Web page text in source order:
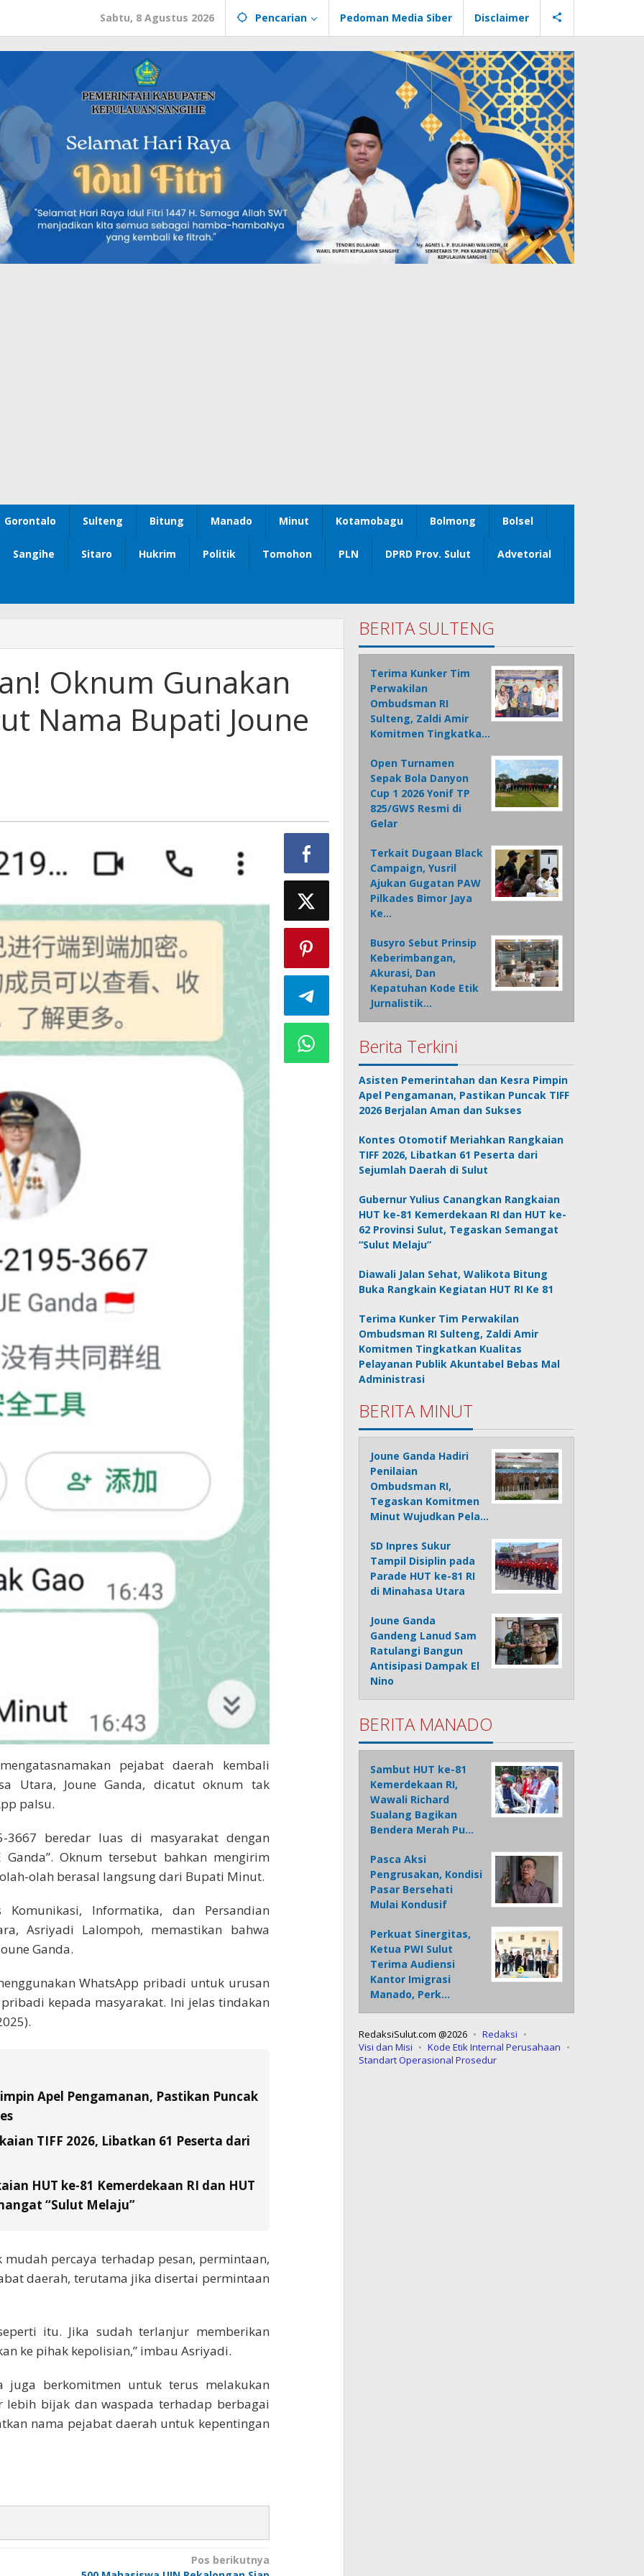
Sabtu, 8 Agustus 2026 Pencarian Pedoman Media Siber Disclaimer
Gorontalo Sulteng Bitung Manado Minut Kotamobagu Bolmong Bolsel
Sangihe Sitaro Hukrim Politik Tomohon PLN DPRD Prov. Sulut Advetorial
Oknum Gunakan
Nama Bupati Joune
pejabat daerah kembali
Utara, Joune Ganda, dicatut oknum tak
palsu.
3667 beredar luas di masyarakat dengan
Oknum tersebut bahkan mengirim
olah berasal langsung dari Bupati Minut.
Informatika, dan Persandian
Asriyadi Lalompoh, memastikan bahwa
Ganda.
WhatsApp pribadi untuk urusan
kepada masyarakat. Ini jelas tindakan
Apel Pengamanan, Pastikan Puncak
TIFF 2026, Libatkan 61 Peserta dari
HUT ke-81 Kemerdekaan RI dan HUT
“Sulut Melaju”
percaya terhadap pesan, permintaan,
daerah, terutama jika disertai permintaan
itu. Jika sudah terlanjur memberikan
ke pihak kepolisian,” imbau Asriyadi.
juga berkomitmen untuk terus melakukan
bijak dan waspada terhadap berbagai
nama pejabat daerah untuk kepentingan
Pos berikutnya
BERITA SULTENG
Terima Kunker Tim
Perwakilan
Ombudsman RI
Sulteng, Zaldi Amir
Komitmen Tingkatka…
Open Turnamen
Sepak Bola Danyon
Cup 1 2026 Yonif TP
825/GWS Resmi di
Gelar
Terkait Dugaan Black
Campaign, Yusril
Ajukan Gugatan PAW
Pilkades Bimor Jaya
Ke…
Busyro Sebut Prinsip
Keberimbangan,
Akurasi, Dan
Kepatuhan Kode Etik
Jurnalistik…
Berita Terkini
Asisten Pemerintahan dan Kesra Pimpin
Apel Pengamanan, Pastikan Puncak TIFF
2026 Berjalan Aman dan Sukses
Kontes Otomotif Meriahkan Rangkaian
TIFF 2026, Libatkan 61 Peserta dari
Sejumlah Daerah di Sulut
Gubernur Yulius Canangkan Rangkaian
HUT ke-81 Kemerdekaan RI dan HUT ke-
62 Provinsi Sulut, Tegaskan Semangat
“Sulut Melaju”
Diawali Jalan Sehat, Walikota Bitung
Buka Rangkain Kegiatan HUT RI Ke 81
Terima Kunker Tim Perwakilan
Ombudsman RI Sulteng, Zaldi Amir
Komitmen Tingkatkan Kualitas
Pelayanan Publik Akuntabel Bebas Mal
Administrasi
BERITA MINUT
Joune Ganda Hadiri
Penilaian
Ombudsman RI,
Tegaskan Komitmen
Minut Wujudkan Pela…
SD Inpres Sukur
Tampil Disiplin pada
Parade HUT ke-81 RI
di Minahasa Utara
Joune Ganda
Gandeng Lanud Sam
Ratulangi Bangun
Antisipasi Dampak El
Nino
BERITA MANADO
Sambut HUT ke-81
Kemerdekaan RI,
Wawali Richard
Sualang Bagikan
Bendera Merah Pu…
Pasca Aksi
Pengrusakan, Kondisi
Pasar Bersehati
Mulai Kondusif
Perkuat Sinergitas,
Ketua PWI Sulut
Terima Audiensi
Kantor Imigrasi
Manado, Perk…
RedaksiSulut.com @2026
Redaksi
Visi dan Misi
Kode Etik Internal Perusahaan
Standart Operasional Prosedur